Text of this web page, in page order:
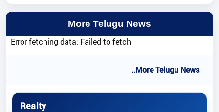
More Telugu News
Error fetching data: Failed to fetch
..More Telugu News
Realty